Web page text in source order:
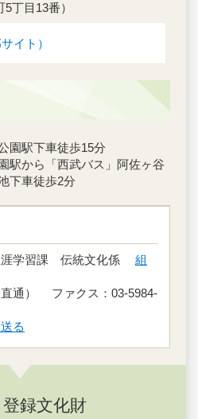
丁目13番）
イト）
園駅下車徒歩15分
から「西武バス」阿佐ヶ谷
下車徒歩2分
学習課 伝統文化係 組
直通） ファクス：03-5984-
る
録文化財